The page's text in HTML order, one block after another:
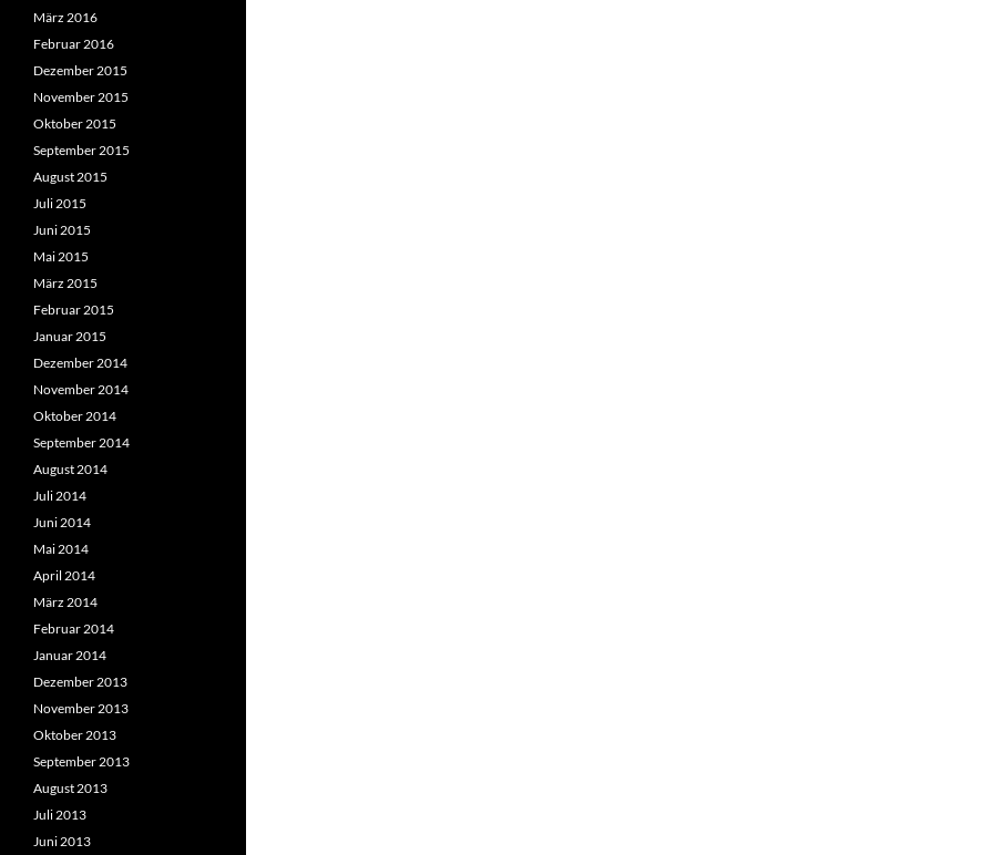
März 2016
Februar 2016
Dezember 2015
November 2015
Oktober 2015
September 2015
August 2015
Juli 2015
Juni 2015
Mai 2015
März 2015
Februar 2015
Januar 2015
Dezember 2014
November 2014
Oktober 2014
September 2014
August 2014
Juli 2014
Juni 2014
Mai 2014
April 2014
März 2014
Februar 2014
Januar 2014
Dezember 2013
November 2013
Oktober 2013
September 2013
August 2013
Juli 2013
Juni 2013